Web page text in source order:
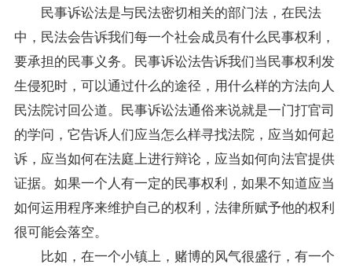
民事诉讼法是与民法密切相关的部门法，在民法
中，民法会告诉我们每一个社会成员有什么民事权利，
要承担的民事义务。民事诉讼法告诉我们当民事权利发
生侵犯时，可以通过什么的途径，用什么样的方法向人
民法院讨回公道。民事诉讼法通俗来说就是一门打官司
的学问，它告诉人们应当怎么样寻找法院，应当如何起
诉，应当如何在法庭上进行辩论，应当如何向法官提供
证据。如果一个人有一定的民事权利，如果不知道应当
如何运用程序来维护自己的权利，法律所赋予他的权利
很可能会落空。
比如，在一个小镇上，赌博的风气很盛行，有一个